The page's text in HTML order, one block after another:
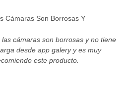
Cámaras Son Borrosas Y
cámaras son borrosas y no tiene
desde app galery y es muy
este producto.